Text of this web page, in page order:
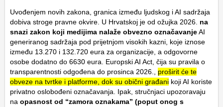
Uvođenjem novih zakona, granica između ljudskog i AI sadržaja
dobiva stroge pravne okvire. U Hrvatskoj je od ožujka 2026. na
snazi zakon koji medijima nalaže obvezno označavanjeAI
generiranog sadržaja pod prijetnjom visokih kazni, koje iznose
između 13.270 i 132.720 eura za organizacije, a odgovorne
osobe dodatno do 6630 eura. Europski AI Act, čija su pravila o
transparentnosti odgođena do prosinca 2026., proširit će te
obveze na tvrtke i platforme, dok su obični građani koji AI koriste
privatno oslobođeni označavanja. Ipak, stručnjaci upozoravaju
na opasnost od “zamora oznakama” (poput onog s